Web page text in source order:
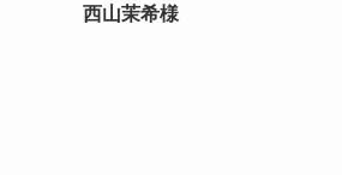
西山茉希様